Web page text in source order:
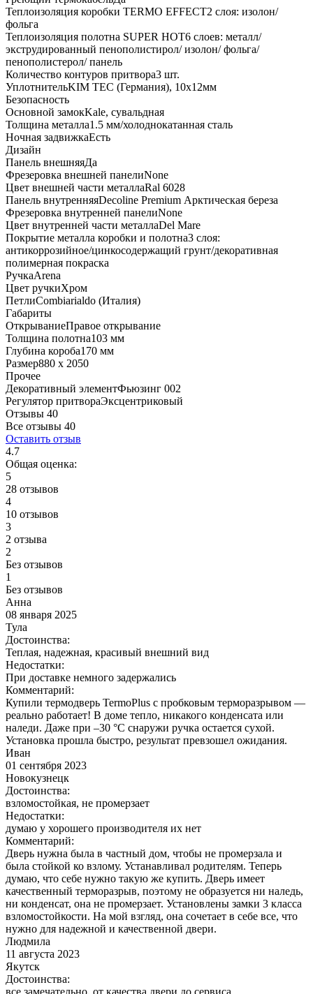
Теплоизоляция коробки TERMO EFFECT2 слоя: изолон/
фольга
Теплоизоляция полотна SUPER НОТ6 слоев: металл/
экструдированный пенополистирол/ изолон/ фольга/
пенополистерол/ панель
Количество контуров притвора3 шт.
УплотнительKIM ТЕС (Германия), 10x12мм
Безопасность
Основной замокKale, сувальдная
Толщина металла1.5 мм/холоднокатанная сталь
Ночная задвижкаЕсть
Дизайн
Панель внешняяДа
Фрезеровка внешней панелиNone
Цвет внешней части металлаRal 6028
Панель внутренняяDecoline Premium Арктическая береза
Фрезеровка внутренней панелиNone
Цвет внутренней части металлаDel Mare
Покрытие металла коробки и полотна3 слоя:
антикоррозийное/цинкосодержащий грунт/декоративная
полимерная покраска
РучкаArena
Цвет ручкиХром
ПетлиCombiarialdo (Италия)
Габариты
ОткрываниеПравое открывание
Толщина полотна103 мм
Глубина короба170 мм
Размер880 x 2050
Прочее
Декоративный элементФьюзинг 002
Регулятор притвораЭксцентриковый
Отзывы 40
Все отзывы 40
Оставить отзыв
4.7
Общая оценка:
5
28 отзывов
4
10 отзывов
3
2 отзыва
2
Без отзывов
1
Без отзывов
Анна
08 января 2025
Тула
Достоинства:
Теплая, надежная, красивый внешний вид
Недостатки:
При доставке немного задержались
Комментарий:
Купили термодверь TermoPlus с пробковым терморазрывом —
реально работает! В доме тепло, никакого конденсата или
наледи. Даже при –30 °C снаружи ручка остается сухой.
Установка прошла быстро, результат превзошел ожидания.
Иван
01 сентября 2023
Новокузнецк
Достоинства:
взломостойкая, не промерзает
Недостатки:
думаю у хорошего производителя их нет
Комментарий:
Дверь нужна была в частный дом, чтобы не промерзала и
была стойкой ко взлому. Устанавливал родителям. Теперь
думаю, что себе нужно такую же купить. Дверь имеет
качественный терморазрыв, поэтому не образуется ни наледь,
ни конденсат, она не промерзает. Установлены замки 3 класса
взломостойкости. На мой взгляд, она сочетает в себе все, что
нужно для надежной и качественной двери.
Людмила
11 августа 2023
Якутск
Достоинства:
все замечательно, от качества двери до сервиса